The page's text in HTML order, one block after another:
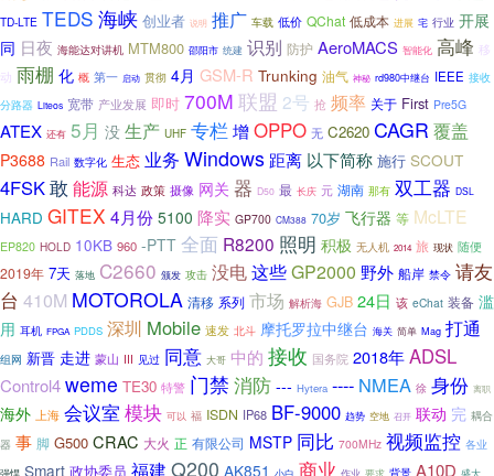
TD-LTE TEDS 海峡 创业者 说明 推广 车载 低价 QChat 低成本 进展 宅 行业 开展
同 日夜 海能达对讲机 MTM800 邵阳市 统建 识别 防护 AeroMACS 智能化 高峰 移
动 雨棚 化 概 第一 启动 贯彻 4月 GSM-R Trunking 油气 神秘 rd980中继台 IEEE 接收
分路器 Liteos 宽带 产业发展 即时 700M 联盟 2号 抢 频率 关于 First Pre5G
ATEX 还有 5月 没 生产 UHF 专栏 增OPPO 无 C2620 CAGR 覆盖
P3688 Rail 数字化 生态 业务 Windows 距离 以下简称 施行 SCOUT
4FSK敢 能源 科达 政策 摄像 网关 器 D50 最 长庆 元 湖南 那有 双工器 DSL
HARD GITEX 4月份 5100 降实 GP700 CM388 70岁 飞行器 等 McLTE
EP820 HOLD 10KB 960 -PTT 全面 R8200 照明 积极 无人机 2014 旅 现状 随便
2019年 7天 落地 C2660 颁发 攻击 没电这些GP2000 野外 船岸 禁令 请友
台 410M MOTOROLA 清移 系列 市场 解析海 GJB 24日 该 eChat 装备 滥
用 耳机 FPGA PDDS 深圳 Mobile 速发 北斗 摩托罗拉中继台 海关 简单 Mag 打通
组网 新晋 走进 蒙山 III 见过 同意 大哥 中的 接收 国务院 2018年ADSL
Control4weme TE30 特警 门禁 消防--- Hytera ---- NMEA 徐 身份 离职
海外 上海 会议室 模块 可以 福 ISDN IP68 BF-9000 趋势 空地 召开 联动 完 耦合
器 事 脚 G500 CRAC 大火 正 有限公司 MSTP 同比 700MHz 视频监控 各业
强悍 Smart 政协委员 福建 Q200 AK851 小白 商业 要求 背景 A10D 盛大